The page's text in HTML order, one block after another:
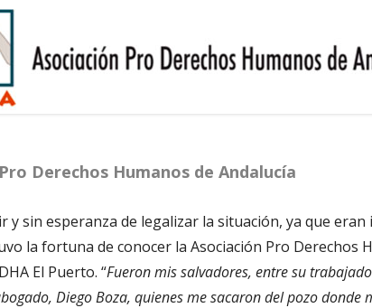
Derechos Humanos de Andalucía
y sin esperanza de legalizar la situación, ya que
la fortuna de conocer la Asociación Pro Derechos
El Puerto. “Fueron mis salvadores, entre su
Diego Boza, quienes me sacaron del pozo donde